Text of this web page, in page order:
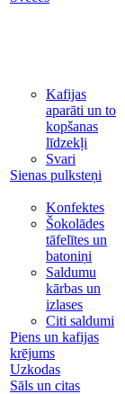
Kafijas
aparāti un to
kopšanas
līdzekļi
Svari
Sienas pulksteņi
Konfektes
Šokolādes
tāfelītes un
batoniņi
Saldumu
kārbas un
izlases
Citi saldumi
Piens un kafijas
krējums
Uzkodas
Sāls un citas